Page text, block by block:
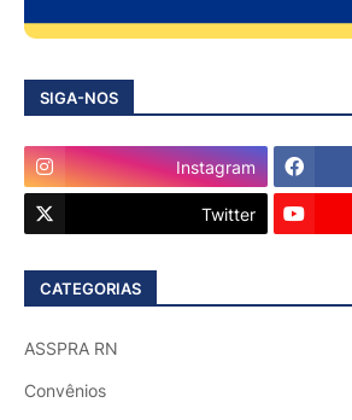
SIGA-NOS
Instagram
Twitter
CATEGORIAS
ASSPRA RN
Convênios